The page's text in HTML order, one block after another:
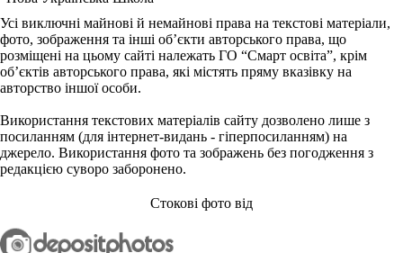
Усі виключні майнові й немайнові права на текстові матеріали,
фото, зображення та інші об’єкти авторського права, що
розміщені на цьому сайті належать ГО “Смарт освіта”, крім
об’єктів авторського права, які містять пряму вказівку на
авторство іншої особи.
Використання текстових матеріалів сайту дозволено лише з
посиланням (для інтернет-видань - гіперпосиланням) на
джерело. Використання фото та зображень без погодження з
редакцією суворо заборонено.
Стокові фото від